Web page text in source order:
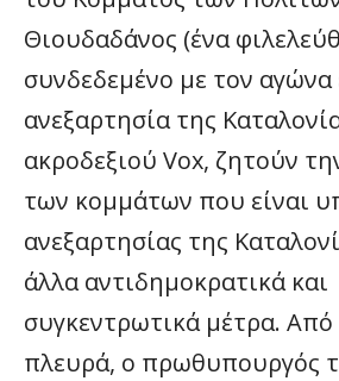
Θιουδαδάνος (ένα
συνδεδεμένο με τον αγώνα
ανεξαρτησία της
ακροδεξιού Vox, ζητούν
των κομμάτων που είναι
ανεξαρτησίας της
άλλα αντιδημοκρατικά και
συγκεντρωτικά μέτρα.
πλευρά, ο πρωθυπουργός